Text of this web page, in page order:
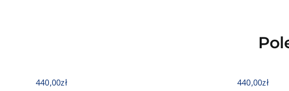
440,00zł
440,00zł